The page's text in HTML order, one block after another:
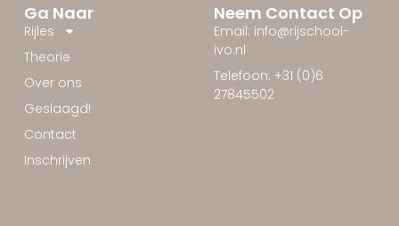
Ga Naar
Rijles
Theorie
Over ons
Geslaagd!
Contact
Inschrijven
Neem Contact Op
Email: info@rijschool-
ivo.nl
Telefoon: +31 (0)6
27845502